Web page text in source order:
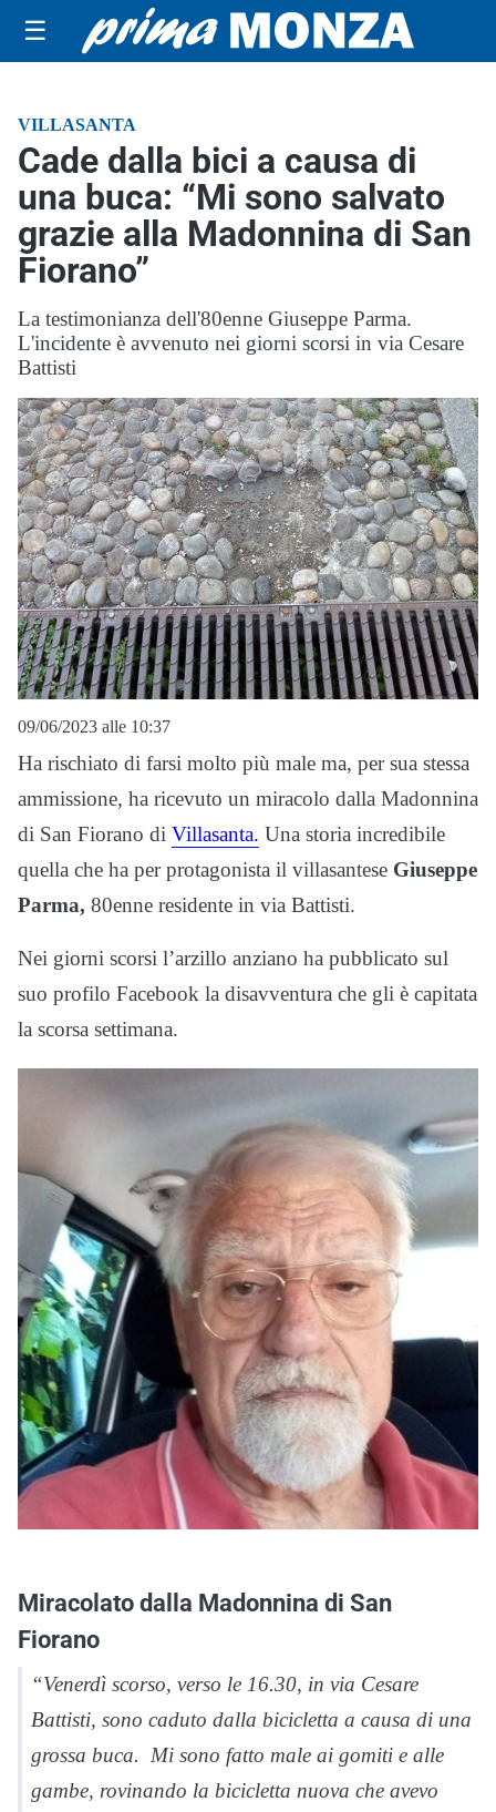
☰
VILLASANTA
Cade dalla bici a causa di
una buca: “Mi sono salvato
grazie alla Madonnina di San
Fiorano”
La testimonianza dell'80enne Giuseppe Parma.
L'incidente è avvenuto nei giorni scorsi in via Cesare
Battisti
09/06/2023 alle 10:37
Ha rischiato di farsi molto più male ma, per sua stessa
ammissione, ha ricevuto un miracolo dalla Madonnina
di San Fiorano di Villasanta. Una storia incredibile
quella che ha per protagonista il villasantese Giuseppe
Parma, 80enne residente in via Battisti.
Nei giorni scorsi l’arzillo anziano ha pubblicato sul
suo profilo Facebook la disavventura che gli è capitata
la scorsa settimana.
Miracolato dalla Madonnina di San
Fiorano
“Venerdì scorso, verso le 16.30, in via Cesare
Battisti, sono caduto dalla bicicletta a causa di una
grossa buca. Mi sono fatto male ai gomiti e alle
gambe, rovinando la bicicletta nuova che avevo